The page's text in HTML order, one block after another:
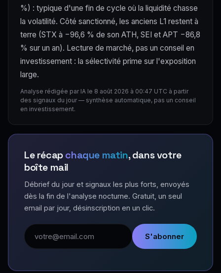
%) : typique d'une fin de cycle où la liquidité chasse
la volatilité. Côté sanctionné, les anciens L1 restent à
terre (STX à −96,6 % de son ATH, SEI et APT −86,8
% sur un an). Lecture de marché, pas un conseil en
investissement : la sélectivité prime sur l'exposition
large.
Analyse rédigée par IA le 8 août 2026 à 00:47 UTC à partir
des signaux du jour — synthèse automatique, pas un conseil
en investissement.
Le récapchaque matin, dans votre
boîte mail
Débrief du jour et signaux les plus forts, envoyés
dès la fin de l'analyse nocturne. Gratuit, un seul
email par jour, désinscription en un clic.
Adresse email
S'abonner